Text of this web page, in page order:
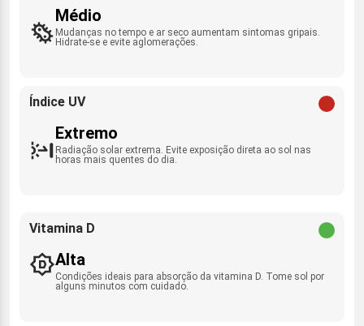
Médio
Mudanças no tempo e ar seco aumentam sintomas gripais.
Hidrate-se e evite aglomerações.
Índice UV
Extremo
Radiação solar extrema. Evite exposição direta ao sol nas
horas mais quentes do dia.
Vitamina D
Alta
Condições ideais para absorção da vitamina D. Tome sol por
alguns minutos com cuidado.